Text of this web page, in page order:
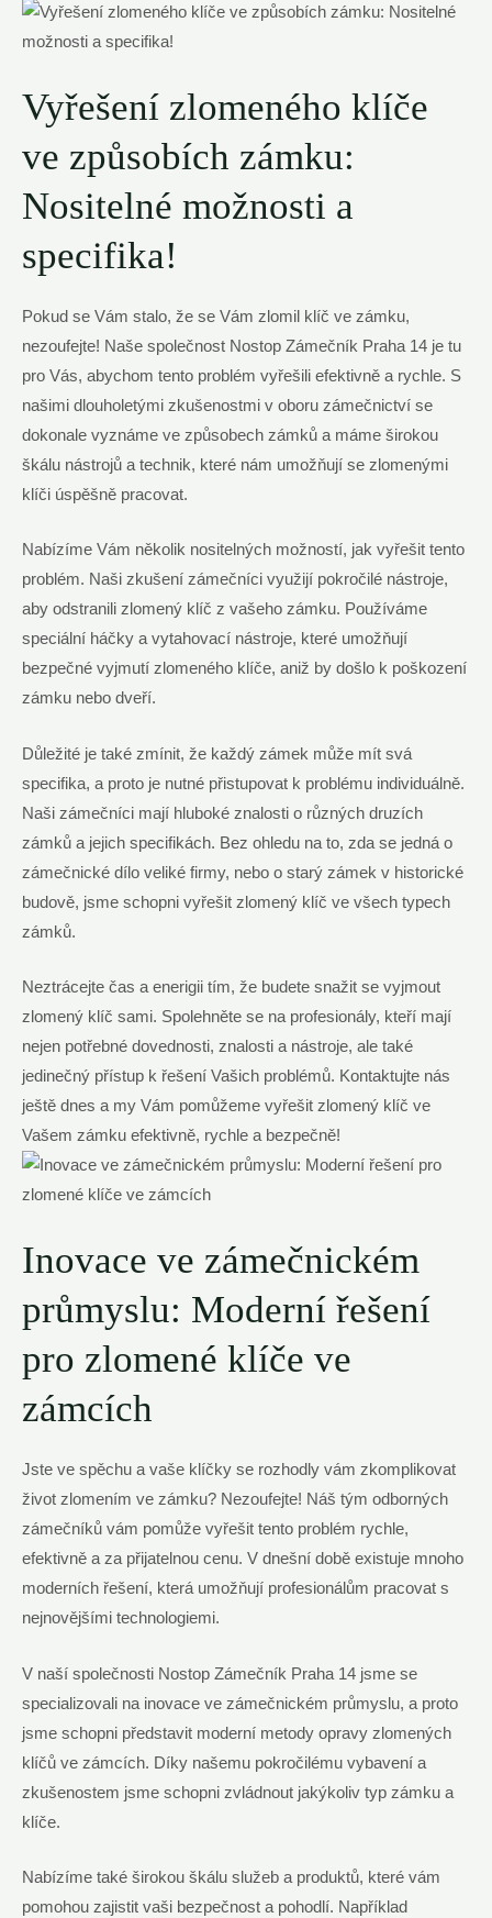
Vyřešení zlomeného klíče
ve způsobích zámku:
Nositelné možnosti a
specifika!
Pokud se Vám stalo, že se Vám zlomil klíč ve zámku,
nezoufejte! Naše společnost Nostop Zámečník Praha 14 je tu
pro Vás, abychom tento problém vyřešili efektivně a rychle. S
našimi dlouholetými zkušenostmi v oboru zámečnictví se
dokonale vyznáme ve způsobech zámků a máme širokou
škálu nástrojů a technik, které nám umožňují se zlomenými
klíči úspěšně pracovat.
Nabízíme Vám několik nositelných možností, jak vyřešit tento
problém. Naši zkušení zámečníci využijí pokročilé nástroje,
aby odstranili zlomený klíč z vašeho zámku. Používáme
speciální háčky a vytahovací nástroje, které umožňují
bezpečné vyjmutí zlomeného klíče, aniž by došlo k poškození
zámku nebo dveří.
Důležité je také zmínit, že každý zámek může mít svá
specifika, a proto je nutné přistupovat k problému individuálně.
Naši zámečníci mají hluboké znalosti o různých druzích
zámků a jejich specifikách. Bez ohledu na to, zda se jedná o
zámečnické dílo veliké firmy, nebo o starý zámek v historické
budově, jsme schopni vyřešit zlomený klíč ve všech typech
zámků.
Neztrácejte čas a enerigii tím, že budete snažit se vyjmout
zlomený klíč sami. Spolehněte se na profesionály, kteří mají
nejen potřebné dovednosti, znalosti a nástroje, ale také
jedinečný přístup k řešení Vašich problémů. Kontaktujte nás
ještě dnes a my Vám pomůžeme vyřešit zlomený klíč ve
Vašem zámku efektivně, rychle a bezpečně!
Inovace ve zámečnickém
průmyslu: Moderní řešení
pro zlomené klíče ve
zámcích
Jste ve spěchu a vaše klíčky se rozhodly vám zkomplikovat
život zlomením ve zámku? Nezoufejte! Náš tým odborných
zámečníků vám pomůže vyřešit tento problém rychle,
efektivně a za přijatelnou cenu. V dnešní době existuje mnoho
moderních řešení, která umožňují profesionálům pracovat s
nejnovějšími technologiemi.
V naší společnosti Nostop Zámečník Praha 14 jsme se
specializovali na inovace ve zámečnickém průmyslu, a proto
jsme schopni představit moderní metody opravy zlomených
klíčů ve zámcích. Díky našemu pokročilému vybavení a
zkušenostem jsme schopni zvládnout jakýkoliv typ zámku a
klíče.
Nabízíme také širokou škálu služeb a produktů, které vám
pomohou zajistit vaši bezpečnost a pohodlí. Například